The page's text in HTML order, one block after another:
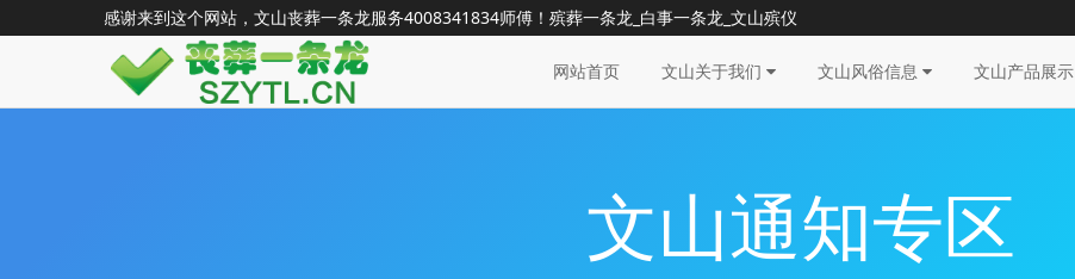
感谢来到这个网站，文山丧葬一条龙服务4008341834师傅！殡葬一条龙_白事一条龙_文山殡仪
网站首页 文山关于我们 文山风俗信息 文山产品展示
文山通知专区